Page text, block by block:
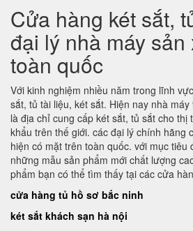
Cửa hàng két sắt,
đại lý nhà máy sản
toàn quốc
Với kinh nghiệm nhiều năm trong lĩnh
sắt, tủ tài liệu, két sắt. Hiện nay nhà
là địa chỉ cung cấp két sắt, tủ sắt cho thị
khẩu trên thế giới. các đại lý chính hãng
hiện có mặt trên toàn quốc. với mục tiêu
những mẫu sản phẩm mới chất lượng
phẩm bạn có thể tìm thấy tại các cửa
cửa hàng tủ hồ sơ bắc ninh
két sắt khách sạn hà nội